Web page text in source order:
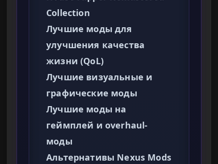
Collection
Лучшие моды для
улучшения качества
жизни (QoL)
Лучшие визуальные и
графические моды
Лучшие моды на
геймплей и overhaul-
моды
Альтернативы Nexus Mods